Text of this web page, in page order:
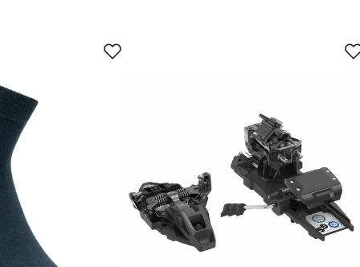
Det er alltid greit med litt hjelp. For mer detaljert info om
størrelse (åpner ny side)